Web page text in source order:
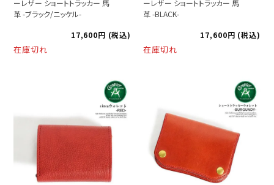
ーレザー ショートトラッカー 馬
革 -ブラック/ニッケル-
17,600
税込
在庫切れ
ーレザー ショートトラッカー 馬
革 -BLACK-
17,600
税込
在庫切れ